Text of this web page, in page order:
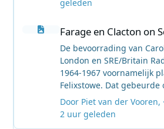
programmaleider, maar
gruwelijke hekel had aan
format) en Andy Archer
anders gedaan als dat
O'Rahilly voor ogen had.
comeback in 1983 wil
Anderson niet herinnerd
Henk Kruize
[Verborgen inhoud]
[Verborgen inhoud]
[Verborgen inhoud]
[Verborgen inhoud]
geleden
Farage en Clacton on Sea
Farage en Clacton on
De bevoorrading van
London en SRE/Britain
1964-1967 voornamelijk
Felixstowe. Dat gebeurde
meestal door een
met een onder
varende tender.
Door Piet van der Vooren, ·
2 uur geleden